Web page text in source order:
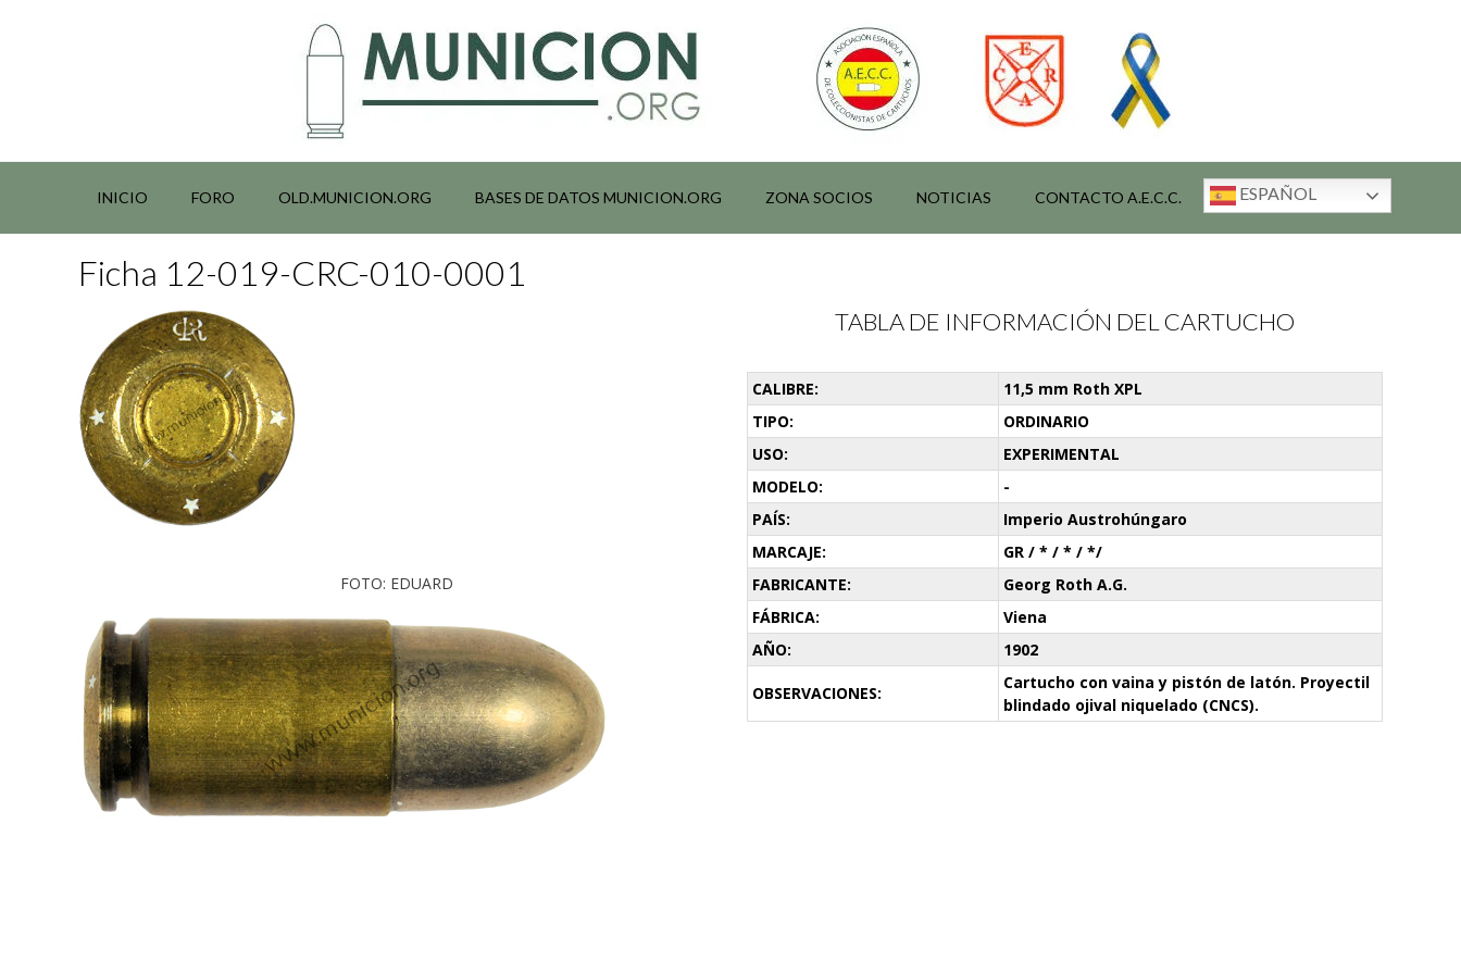
INICIO FORO OLD.MUNICION.ORG BASES DE DATOS MUNICION.ORG ZONA SOCIOS NOTICIAS CONTACTO A.E.C.C. ESPAÑOL
Ficha 12-019-CRC-010-0001
FOTO: EDUARD
TABLA DE INFORMACIÓN DEL CARTUCHO
CALIBRE:
11,5 mm Roth XPL
TIPO:
ORDINARIO
USO:
EXPERIMENTAL
MODELO:
-
PAÍS:
Imperio Austrohúngaro
MARCAJE:
GR / * / * / */
FABRICANTE:
Georg Roth A.G.
FÁBRICA:
Viena
AÑO:
1902
OBSERVACIONES:
Cartucho con vaina y pistón de latón. Proyectil
blindado ojival niquelado (CNCS).